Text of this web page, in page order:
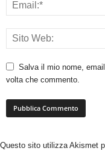
Salva il mio nome,
volta che commento.
Questo sito utilizza Akismet